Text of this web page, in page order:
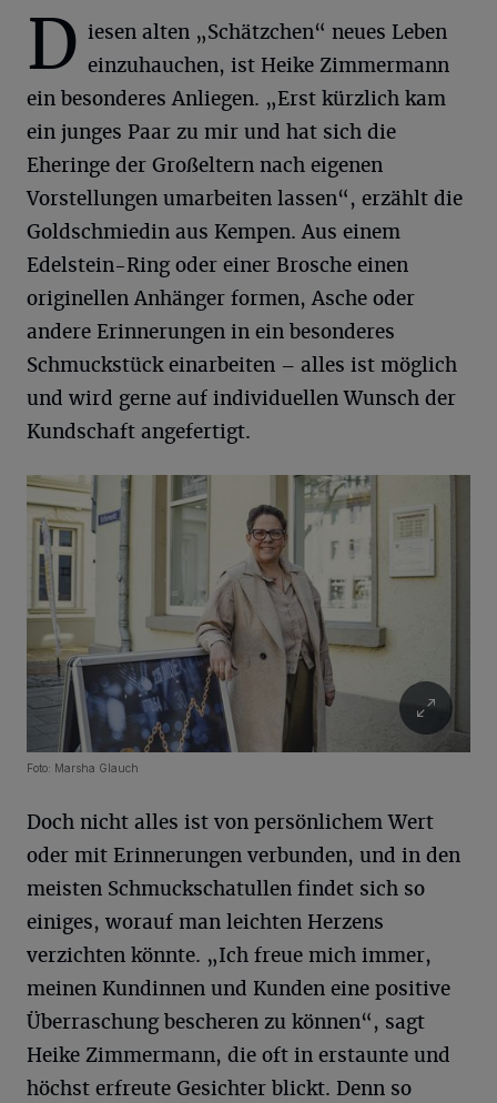
D iesen alten „Schätzchen“ neues Leben
einzuhauchen, ist Heike Zimmermann
ein besonderes Anliegen. „Erst kürzlich kam
ein junges Paar zu mir und hat sich die
Eheringe der Großeltern nach eigenen
Vorstellungen umarbeiten lassen“, erzählt die
Goldschmiedin aus Kempen. Aus einem
Edelstein-Ring oder einer Brosche einen
originellen Anhänger formen, Asche oder
andere Erinnerungen in ein besonderes
Schmuckstück einarbeiten – alles ist möglich
und wird gerne auf individuellen Wunsch der
Kundschaft angefertigt.
Foto: Marsha Glauch
Doch nicht alles ist von persönlichem Wert
oder mit Erinnerungen verbunden, und in den
meisten Schmuckschatullen findet sich so
einiges, worauf man leichten Herzens
verzichten könnte. „Ich freue mich immer,
meinen Kundinnen und Kunden eine positive
Überraschung bescheren zu können“, sagt
Heike Zimmermann, die oft in erstaunte und
höchst erfreute Gesichter blickt. Denn so